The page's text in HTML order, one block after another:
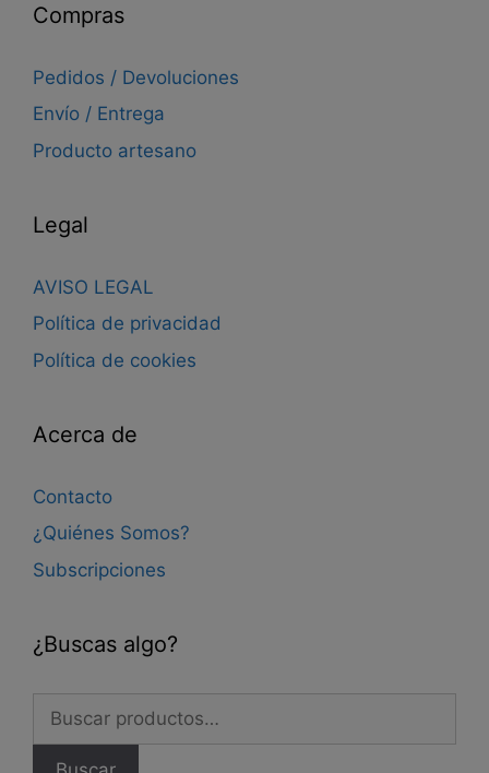
Compras
Pedidos / Devoluciones
Envío / Entrega
Producto artesano
Legal
AVISO LEGAL
Política de privacidad
Política de cookies
Acerca de
Contacto
¿Quiénes Somos?
Subscripciones
¿Buscas algo?
por: